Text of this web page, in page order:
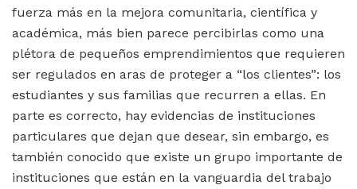
fuerza más en la mejora comunitaria, científica y
académica, más bien parece percibirlas como una
plétora de pequeños emprendimientos que requieren
ser regulados en aras de proteger a “los clientes”: los
estudiantes y sus familias que recurren a ellas. En
parte es correcto, hay evidencias de instituciones
particulares que dejan que desear, sin embargo, es
también conocido que existe un grupo importante de
instituciones que están en la vanguardia del trabajo